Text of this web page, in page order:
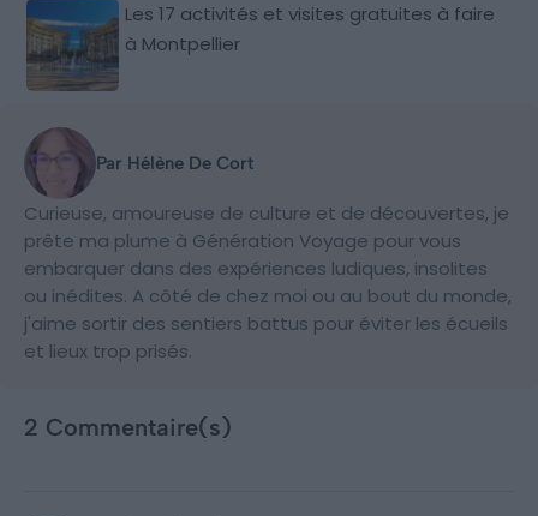
Les 17 activités et visites gratuites à faire
à Montpellier
Par Hélène De Cort
Curieuse, amoureuse de culture et de découvertes, je
prête ma plume à Génération Voyage pour vous
embarquer dans des expériences ludiques, insolites
ou inédites. A côté de chez moi ou au bout du monde,
j'aime sortir des sentiers battus pour éviter les écueils
et lieux trop prisés.
2 Commentaire(s)